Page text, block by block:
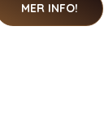
MER INFO!